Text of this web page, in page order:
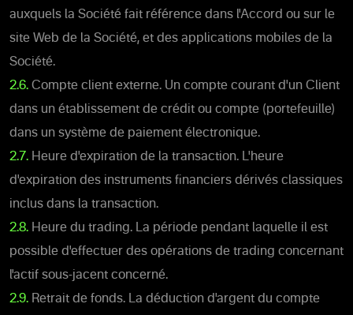
auxquels la Société fait référence dans l'Accord ou sur le
site Web de la Société, et des applications mobiles de la
Société.
2.6. Compte client externe. Un compte courant d'un Client
dans un établissement de crédit ou compte (portefeuille)
dans un système de paiement électronique.
2.7. Heure d'expiration de la transaction. L'heure
d'expiration des instruments financiers dérivés classiques
inclus dans la transaction.
2.8. Heure du trading. La période pendant laquelle il est
possible d'effectuer des opérations de trading concernant
l'actif sous-jacent concerné.
2.9. Retrait de fonds. La déduction d'argent du compte